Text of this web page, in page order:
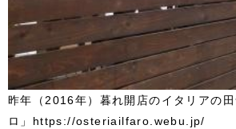
昨年（2016年）暮れ開店のイタリア
ロ」https://osteriailfaro.webu.jp/